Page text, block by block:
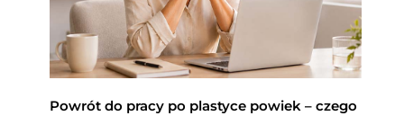
Powrót do pracy po plastyce powiek – czego